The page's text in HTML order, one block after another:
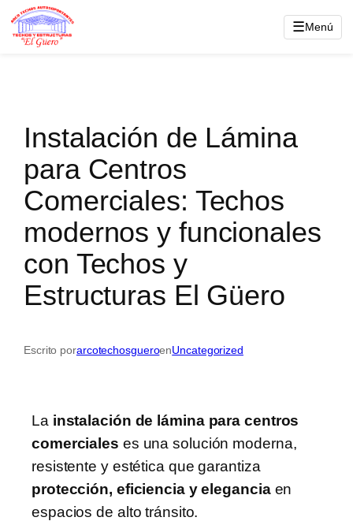
Saltar
☰Menú
Instalación de Lámina
para Centros
Comerciales: Techos
modernos y funcionales
con Techos y
Estructuras El Güero
Escrito porarcotechosgueroenUncategorized
La instalación de lámina para centros
comerciales es una solución moderna,
resistente y estética que garantiza
protección, eficiencia y eleganciaen
espacios de alto tránsito.